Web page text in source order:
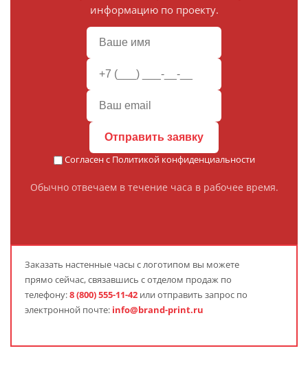
информацию по проекту.
Отправить заявку
Согласен с Политикой конфиденциальности
Обычно отвечаем в течение часа в рабочее время.
Заказать настенные часы с логотипом вы можете
прямо сейчас, связавшись с отделом продаж по
телефону:8 (800) 555-11-42 или отправить запрос по
электронной почте: info@brand-print.ru